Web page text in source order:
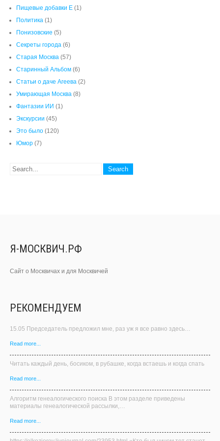
Политика (1)
Понизовские
Секреты города
Старая Москва(57)
Старинный Альбом
Статьи о даче Агеева(2)
Умирающая Москва(8)
Фантазии ИИ(1)
Экскурсии (45)
Это было(120)
Юмор(7)
Read more...
Read more...
материалы генеалогической рассылки,…
Read more...
всем» – так пелось …